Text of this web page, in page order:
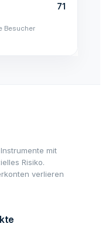
71
Besucher
mit
Risiko.
verlieren